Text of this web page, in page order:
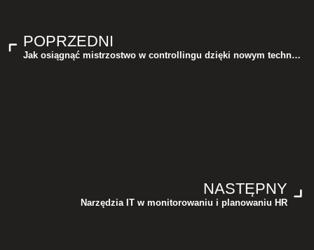
POPRZEDNI
Jak osiągnąć mistrzostwo w controllingu dzięki nowym technologiom? FlexiSolutions na #CIA2025
NASTĘPNY
Narzędzia IT w monitorowaniu i planowaniu HR